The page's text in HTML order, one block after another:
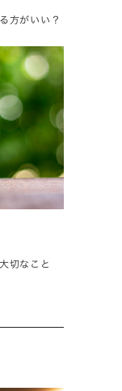
方がいい？
切なこと